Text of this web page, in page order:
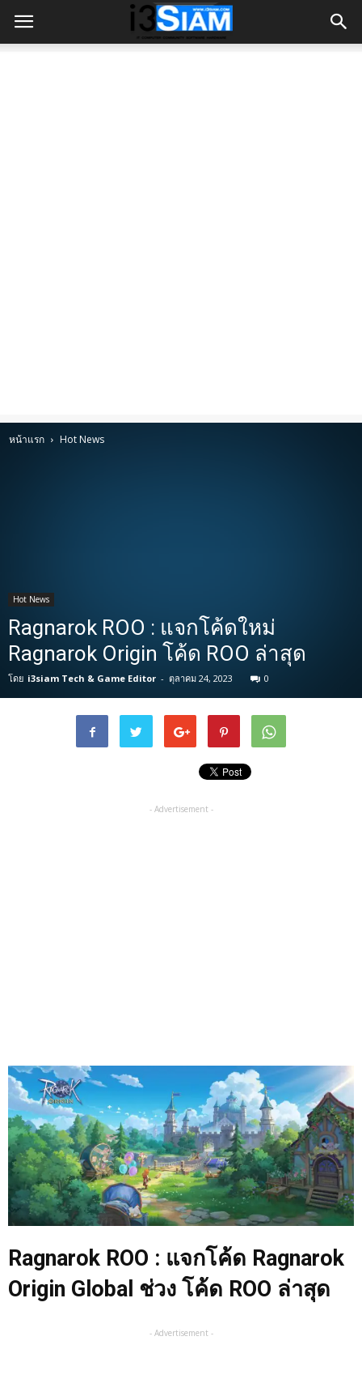
หน้าแรก Hot News
Hot News
Ragnarok ROO : แจกโค้ดใหม่
Ragnarok Origin โค้ด ROO ล่าสุด
โดย i3siam Tech & Game Editor - ตุลาคม 24, 2023 0
- Advertisement -
Ragnarok ROO : แจกโค้ด Ragnarok
Origin Global ช่วง โค้ด ROO ล่าสุด
- Advertisement -